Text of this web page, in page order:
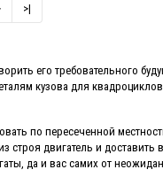
>|
его требовательного
кузова для
по пересеченной
двигатель и доставить
да и вас самих от